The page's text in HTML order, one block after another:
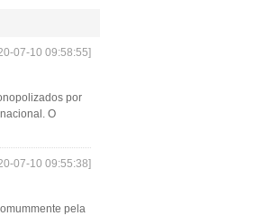
07-10 09:58:55]
por
O
07-10 09:55:38]
pela